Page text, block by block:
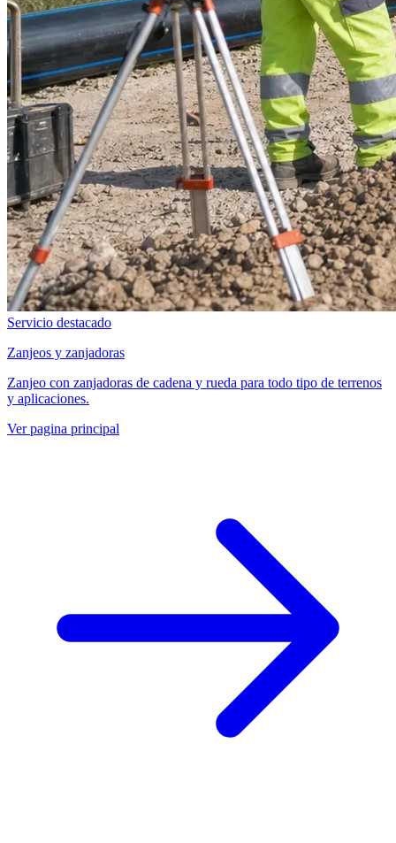
Servicio destacado
Zanjeos y zanjadoras
Zanjeo con zanjadoras de cadena y rueda para todo tipo de terrenos
y aplicaciones.
Ver pagina principal